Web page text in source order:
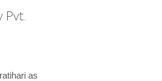
Pvt.
as